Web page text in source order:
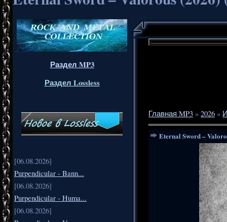
Раздел MP3
Раздел Lossless
[06.08.2026]
Purpendicular - Bann...
[06.08.2026]
Purpendicular - Huma...
[06.08.2026]
Главная MP3 » 2026 »
Eternal Sword –